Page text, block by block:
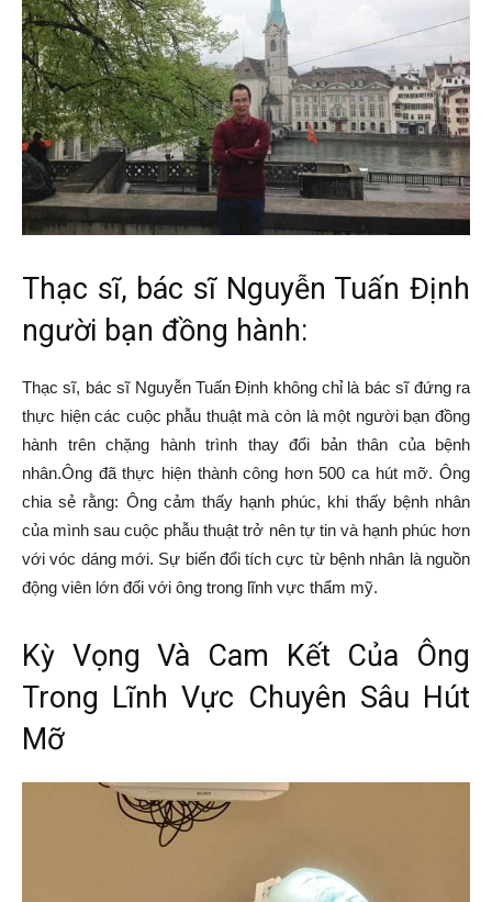
Thạc sĩ, bác sĩ Nguyễn Tuấn Định
người bạn đồng hành:
Thạc sĩ, bác sĩ Nguyễn Tuấn Định không chỉ là bác sĩ đứng ra
thực hiện các cuộc phẫu thuật mà còn là một người bạn đồng
hành trên chặng hành trình thay đổi bản thân của bệnh
nhân.Ông đã thực hiện thành công hơn 500 ca hút mỡ. Ông
chia sẻ rằng: Ông cảm thấy hạnh phúc, khi thấy bệnh nhân
của mình sau cuộc phẫu thuật trở nên tự tin và hạnh phúc hơn
với vóc dáng mới. Sự biến đổi tích cực từ bệnh nhân là nguồn
động viên lớn đối với ông trong lĩnh vực thẩm mỹ.
Kỳ Vọng Và Cam Kết Của Ông
Trong Lĩnh Vực Chuyên Sâu Hút
Mỡ